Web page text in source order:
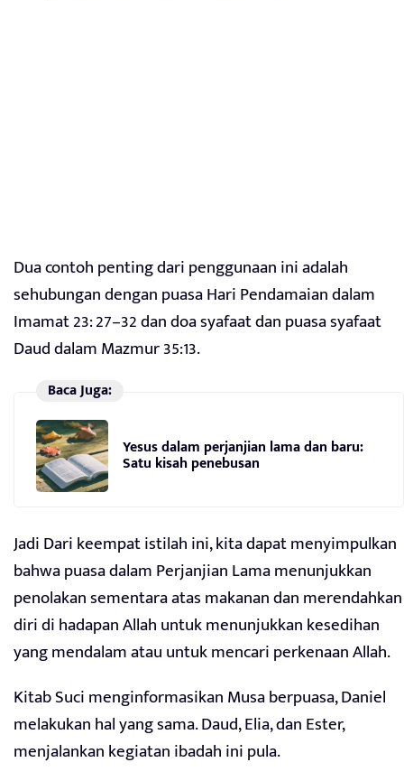
Dua contoh penting dari penggunaan ini adalah
sehubungan dengan puasa Hari Pendamaian dalam
Imamat 23: 27–32 dan doa syafaat dan puasa syafaat
Daud dalam Mazmur 35:13.
Baca Juga:
Yesus dalam perjanjian lama dan baru:
Satu kisah penebusan
Jadi Dari keempat istilah ini, kita dapat menyimpulkan
bahwa puasa dalam Perjanjian Lama menunjukkan
penolakan sementara atas makanan dan merendahkan
diri di hadapan Allah untuk menunjukkan kesedihan
yang mendalam atau untuk mencari perkenaan Allah.
Kitab Suci menginformasikan Musa berpuasa, Daniel
melakukan hal yang sama. Daud, Elia, dan Ester,
menjalankan kegiatan ibadah ini pula.